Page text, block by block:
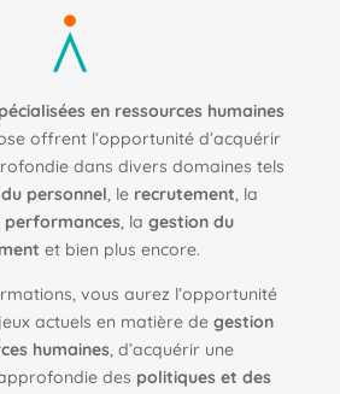
en ressources humaines
offrent l’opportunité d’acquérir
dans divers domaines tels
personnel, le recrutement, la
performances, la gestion du
et bien plus encore.
vous aurez l’opportunité
actuels en matière degestion
humaines, d’acquérir une
des politiques et des